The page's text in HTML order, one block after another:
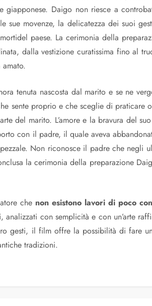
Daigo non riesce a
sue movenze, la delicatezza dei suoi
paese. La cerimonia della
dalla vestizione curatissima fino al
tenuta nascosta dal marito e se ne
sente proprio e che sceglie di praticare
del marito. L’amore e la bravura del
con il padre, il quale aveva
Non riconosce il padre che negli
la cerimonia della preparazione
che non esistono lavori di poco
con semplicità e con un’arte
il film offre la possibilità di fare
tradizioni.